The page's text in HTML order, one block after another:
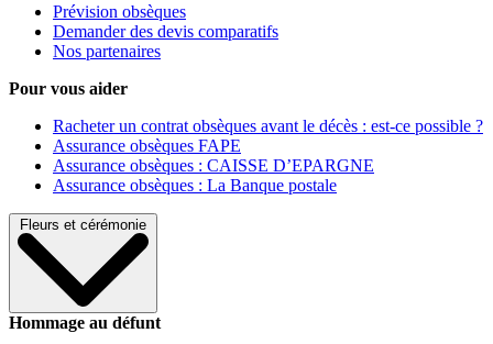
Prévision obsèques
Demander des devis comparatifs
Nos partenaires
Pour vous aider
Racheter un contrat obsèques avant le décès : est-ce possible ?
Assurance obsèques FAPE
Assurance obsèques : CAISSE D’EPARGNE
Assurance obsèques : La Banque postale
Fleurs et cérémonie
Hommage au défunt